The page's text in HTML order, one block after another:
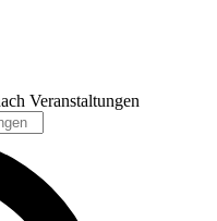
Veranstaltungen